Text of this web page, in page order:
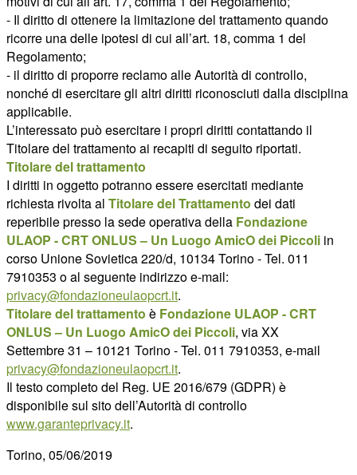
- Il diritto di ottenere la limitazione del trattamento quando
ricorre una delle ipotesi di cui all’art. 18, comma 1 del
Regolamento;
- il diritto di proporre reclamo alle Autorità di controllo,
nonché di esercitare gli altri diritti riconosciuti dalla disciplina
applicabile.
L’interessato può esercitare i propri diritti contattando il
Titolare del trattamento ai recapiti di seguito riportati.
Titolare del trattamento
I diritti in oggetto potranno essere esercitati mediante
richiesta rivolta al Titolare del Trattamento dei dati
reperibile presso la sede operativa della Fondazione
ULAOP - CRT ONLUS – Un Luogo AmicO dei Piccoli in
corso Unione Sovietica 220/d, 10134 Torino - Tel. 011
7910353 o al seguente indirizzo e-mail:
privacy@fondazioneulaopcrt.it.
Titolare del trattamento è Fondazione ULAOP - CRT
ONLUS – Un Luogo AmicO dei Piccoli, via XX
Settembre 31 – 10121 Torino - Tel. 011 7910353, e-mail
privacy@fondazioneulaopcrt.it.
Il testo completo del Reg. UE 2016/679 (GDPR) è
disponibile sul sito dell’Autorità di controllo
www.garanteprivacy.it.
Torino, 05/06/2019